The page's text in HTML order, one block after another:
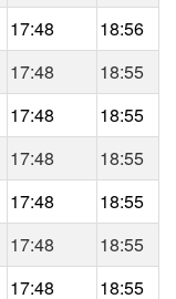
17:48
18:56
17:48
18:55
17:48
18:55
17:48
18:55
17:48
18:55
17:48
18:55
17:48 18:55